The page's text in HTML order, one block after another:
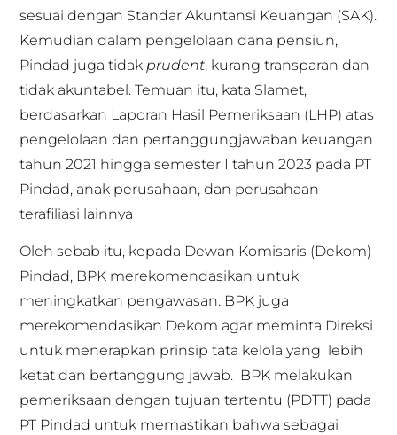
sesuai dengan Standar Akuntansi Keuangan (SAK).
Kemudian dalam pengelolaan dana pensiun,
Pindad juga tidak prudent, kurang transparan dan
tidak akuntabel. Temuan itu, kata Slamet,
berdasarkan Laporan Hasil Pemeriksaan (LHP) atas
pengelolaan dan pertanggungjawaban keuangan
tahun 2021 hingga semester I tahun 2023 pada PT
Pindad, anak perusahaan, dan perusahaan
terafiliasi lainnya
Oleh sebab itu, kepada Dewan Komisaris (Dekom)
Pindad, BPK merekomendasikan untuk
meningkatkan pengawasan. BPK juga
merekomendasikan Dekom agar meminta Direksi
untuk menerapkan prinsip tata kelola yang lebih
ketat dan bertanggung jawab. BPK melakukan
pemeriksaan dengan tujuan tertentu (PDTT) pada
PT Pindad untuk memastikan bahwa sebagai